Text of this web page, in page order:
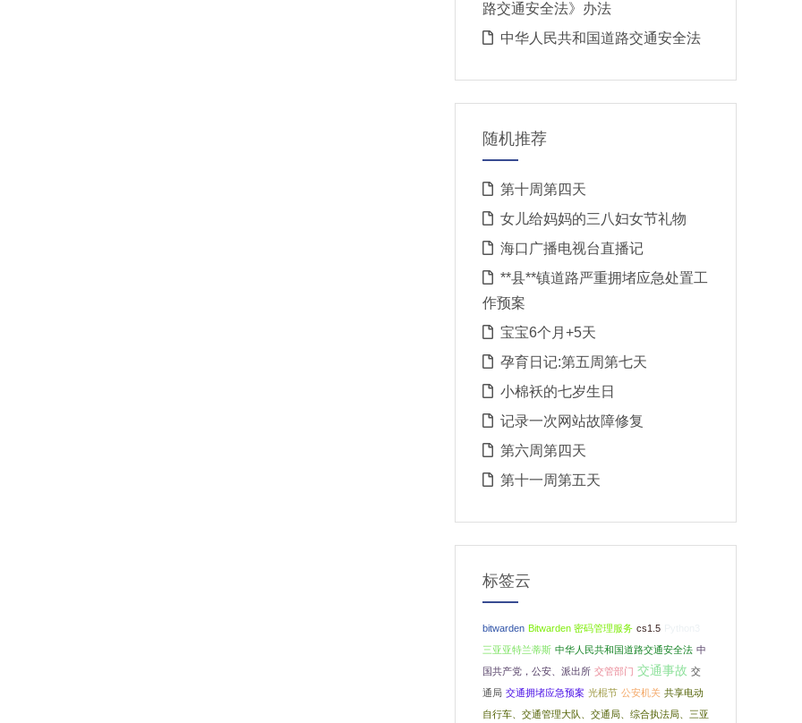
路交通安全法》办法
中华人民共和国道路交通安全法
随机推荐
第十周第四天
女儿给妈妈的三八妇女节礼物
海口广播电视台直播记
**县**镇道路严重拥堵应急处置工
作预案
宝宝6个月+5天
孕育日记:第五周第七天
小棉袄的七岁生日
记录一次网站故障修复
第六周第四天
第十一周第五天
标签云
bitwarden Bitwarden 密码管理服务 cs1.5
三亚亚特兰蒂斯 中华人民共和国道路交通安全法 中
国共产党，公安、派出所 交管部门 交通事故 交
通局 交通拥堵应急预案 光棍节 公安机关 共享电动
自行车、交通管理大队、交通局、综合执法局、三亚